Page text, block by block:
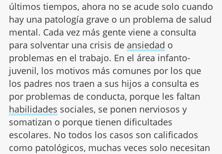
últimos tiempos, ahora no se acude solo cuando
hay una patología grave o un problema de salud
mental. Cada vez más gente viene a consulta
para solventar una crisis de ansiedad o
problemas en el trabajo. En el área infanto-
juvenil, los motivos más comunes por los que
los padres nos traen a sus hijos a consulta es
por problemas de conducta, porque les faltan
habilidades sociales, se ponen nerviosos y
somatizan o porque tienen dificultades
escolares. No todos los casos son calificados
como patológicos, muchas veces solo necesitan